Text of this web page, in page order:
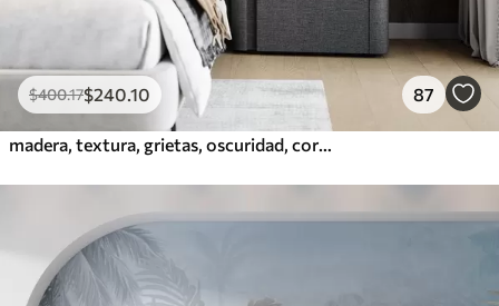
$400.17$240 .10 87